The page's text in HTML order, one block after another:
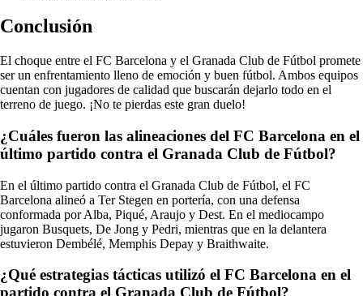
Conclusión
El choque entre el FC Barcelona y el Granada Club de Fútbol promete
ser un enfrentamiento lleno de emoción y buen fútbol. Ambos equipos
cuentan con jugadores de calidad que buscarán dejarlo todo en el
terreno de juego. ¡No te pierdas este gran duelo!
¿Cuáles fueron las alineaciones del FC Barcelona en el
último partido contra el Granada Club de Fútbol?
En el último partido contra el Granada Club de Fútbol, el FC
Barcelona alineó a Ter Stegen en portería, con una defensa
conformada por Alba, Piqué, Araujo y Dest. En el mediocampo
jugaron Busquets, De Jong y Pedri, mientras que en la delantera
estuvieron Dembélé, Memphis Depay y Braithwaite.
¿Qué estrategias tácticas utilizó el FC Barcelona en el
partido contra el Granada Club de Fútbol?